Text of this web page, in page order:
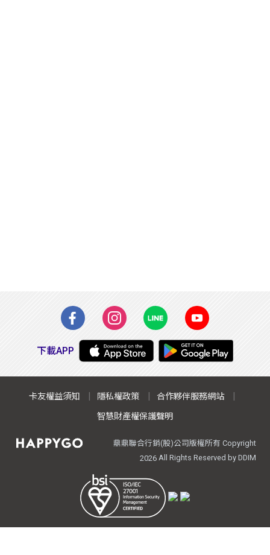
下載APP
卡友權益須知 隱私權政策
合作夥伴服務網站
智慧財產權保護聲明
鼎鼎聯合行銷(股)公司版權所有 Copyright
2026All Rights Reserved by DDIM